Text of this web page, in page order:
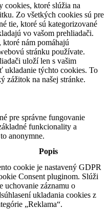
cookies, ktoré slúžia na
Zo všetkých cookies sú pre
tie, ktoré sú kategorizované
vo vašom prehliadači.
nám pomáhajú
stránku používate.
uloží len s vašim
ukladanie týchto cookies. To
zážitok na našej stránke.
pre správne fungovanie
funkcionality a
anonymne.
Popis
cookie je nastavený GDPR
Consent pluginom. Slúži
uchovanie záznamu o
ukladania cookies z
„Reklama“.